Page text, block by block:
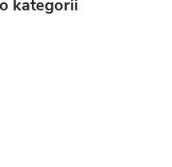
kategorii